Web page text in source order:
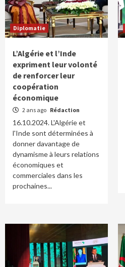
Diplomatie
L’Algérie et l’Inde
expriment leur volonté
de renforcer leur
coopération
économique
2 ans ago Rédaction
16.10.2024. L'Algérie et
l'Inde sont déterminées à
donner davantage de
dynamisme à leurs relations
économiques et
commerciales dans les
prochaines...